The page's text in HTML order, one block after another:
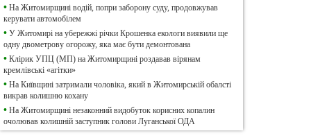
• На Житомирщині водій, попри заборону суду, продовжував
керувати автомобілем
• У Житомирі на убережжі річки Крошенка екологи виявили ще
одну двометрову огорожу, яка має бути демонтована
• Клірик УПЦ (МП) на Житомирщині роздавав вірянам
кремлівські «агітки»
• На Київщині затримали чоловіка, який в Житомирській обалсті
викрав колишню кохану
• На Житомирщині незаконний видобуток корисних копалин
очолював колишній заступник голови Луганської ОДА